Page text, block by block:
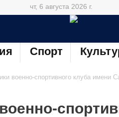
чт, 6 августа 2026 г.
Спорт
военно-спортивного клуба имени